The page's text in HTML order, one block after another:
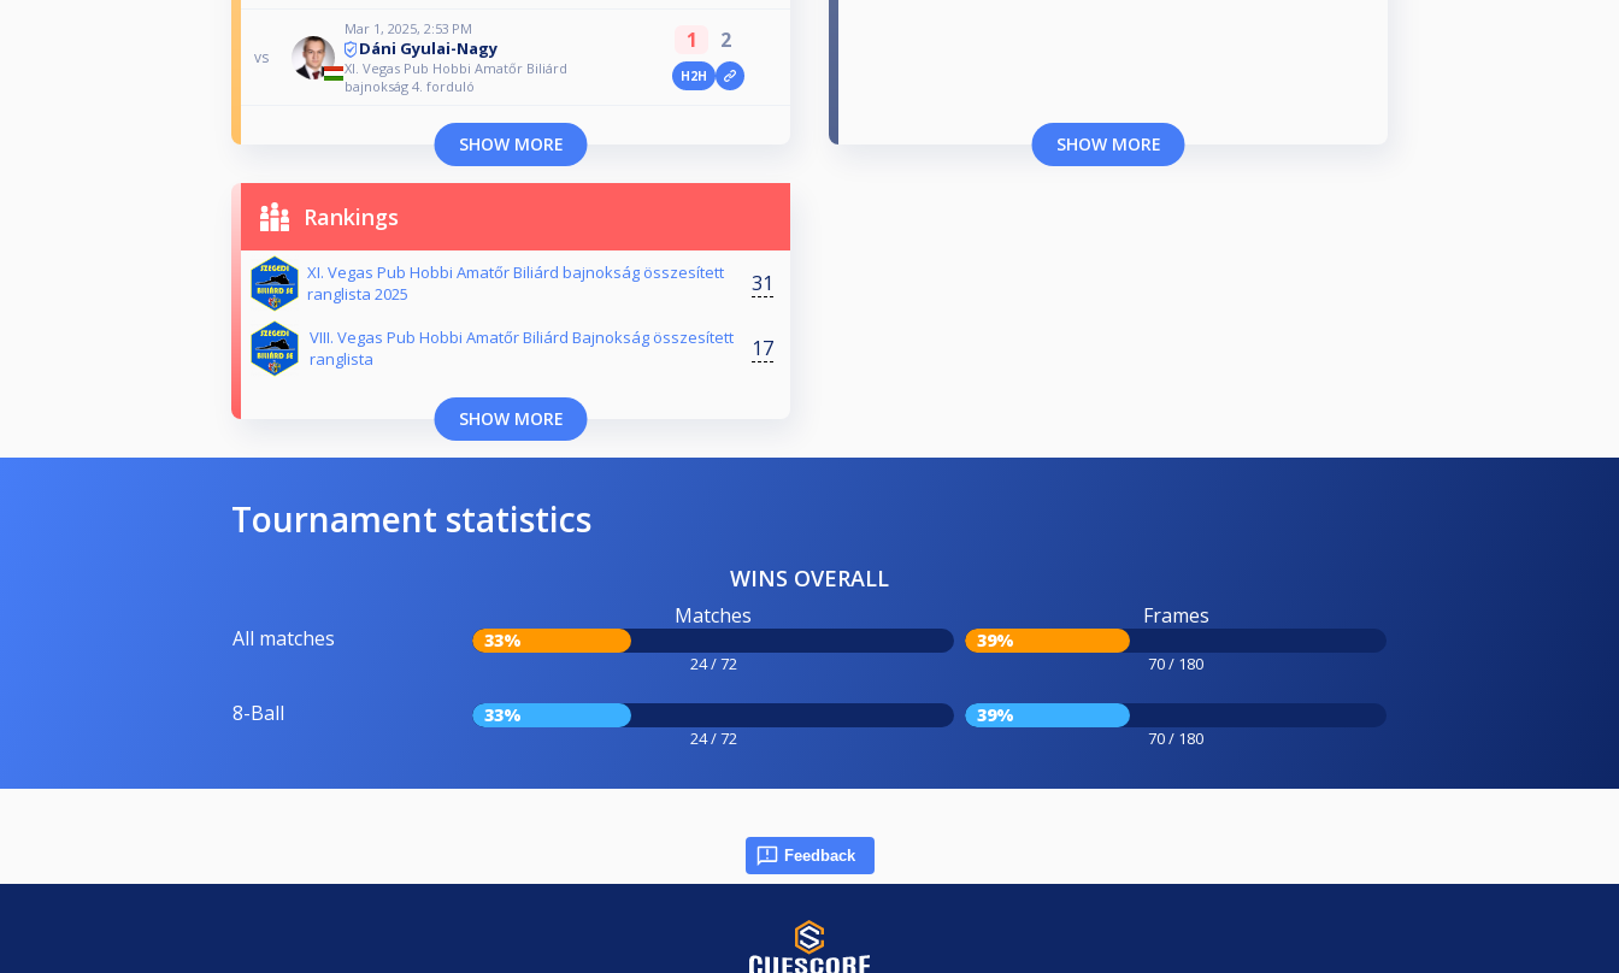
vs
Mar 1, 2025, 2:53 PM
Dáni Gyulai-Nagy
XI. Vegas Pub Hobbi Amatőr Biliárd
bajnokság 4. forduló
1 2
H2H
SHOW MORE SHOW MORE
Rankings
XI. Vegas Pub Hobbi Amatőr Biliárd bajnokság összesített
ranglista 2025
31
VIII. Vegas Pub Hobbi Amatőr Biliárd Bajnokság összesített
ranglista
17
SHOW MORE
Tournament statistics
WINS OVERALL
All matches
Matches
33%
24 / 72
Frames
39%
70 / 180
8-Ball 33%
24 / 72
39%
70 / 180
Feedback